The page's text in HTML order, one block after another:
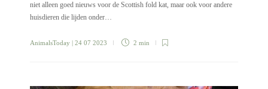
niet alleen goed nieuws voor de Scottish fold kat, maar ook voor andere
huisdieren die lijden onder…
AnimalsToday | 24 07 2023 2 min